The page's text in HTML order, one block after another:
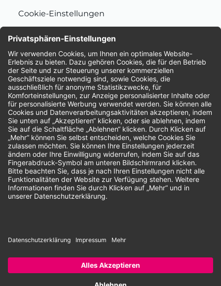
Cookie-Einstellungen
Bewertungen
Unsere Zahlungsarten:
Rechnung SEPA-Lastschrift Vorkasse